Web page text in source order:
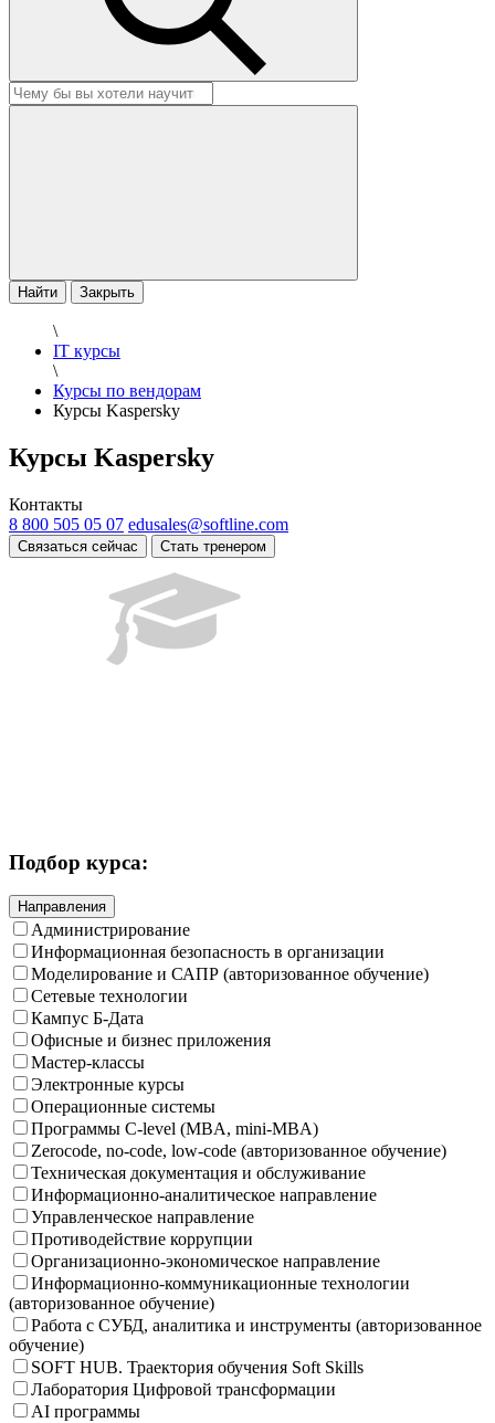
Найти Закрыть
\
IT курсы
\
Курсы по вендорам
Курсы Kaspersky
Курсы Kaspersky
Контакты
8 800 505 05 07 edusales@softline.com
Связаться сейчас Стать тренером
Подбор курса:
Направления
Администрирование
Информационная безопасность в организации
Моделирование и САПР (авторизованное обучение)
Сетевые технологии
Кампус Б-Дата
Офисные и бизнес приложения
Мастер-классы
Электронные курсы
Операционные системы
Программы C-level (MBA, mini-MBA)
Zerocode, no-code, low-code (авторизованное обучение)
Техническая документация и обслуживание
Информационно-аналитическое направление
Управленческое направление
Противодействие коррупции
Организационно-экономическое направление
Информационно-коммуникационные технологии
(авторизованное обучение)
Работа с СУБД, аналитика и инструменты (авторизованное
обучение)
SOFT HUB. Траектория обучения Soft Skills
Лаборатория Цифровой трансформации
AI программы